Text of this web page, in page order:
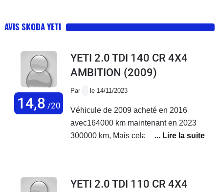
AVIS SKODA YETI
14,8 /20
YETI 2.0 TDI 140 CR 4X4
AMBITION (2009)
Par le 14/11/2023
Véhicule de 2009 acheté en 2016
avec164000 km maintenant en 2023
300000 km, Mais cela reste une très
YETI 2.0 TDI 110 CR 4X4